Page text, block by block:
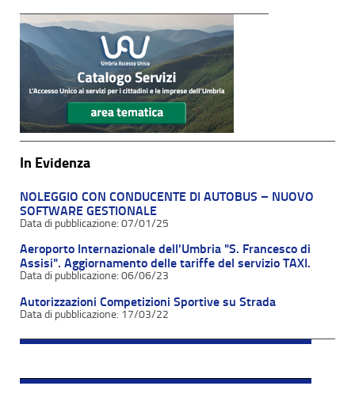
In Evidenza
NOLEGGIO CON CONDUCENTE DI AUTOBUS – NUOVO
SOFTWARE GESTIONALE
07/01/25
Aeroporto Internazionale dell'Umbria "S. Francesco di
Assisi". Aggiornamento delle tariffe del servizio TAXI.
06/06/23
Autorizzazioni Competizioni Sportive su Strada
17/03/22